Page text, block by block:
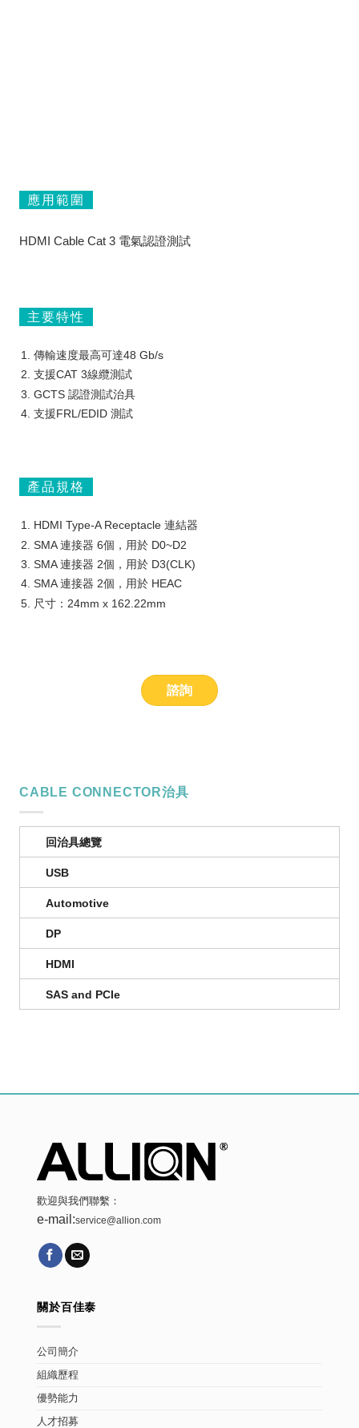
應用範圍
HDMI Cable Cat 3 電氣認證測試
主要特性
傳輸速度最高可達48 Gb/s
支援CAT 3線纜測試
GCTS 認證測試治具
支援FRL/EDID 測試
產品規格
HDMI Type-A Receptacle 連結器
SMA 連接器 6個，用於 D0~D2
SMA 連接器 2個，用於 D3(CLK)
SMA 連接器 2個，用於 HEAC
尺寸：24mm x 162.22mm
諮詢
CABLE CONNECTOR治具
回治具總覽
USB
Automotive
DP
HDMI
SAS and PCIe
歡迎與我們聯繫：
e-mail:service@allion.com
關於百佳泰
公司簡介
組織歷程
優勢能力
人才招募